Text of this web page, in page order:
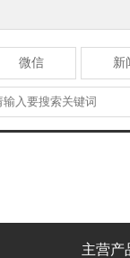
微信 新
主营产